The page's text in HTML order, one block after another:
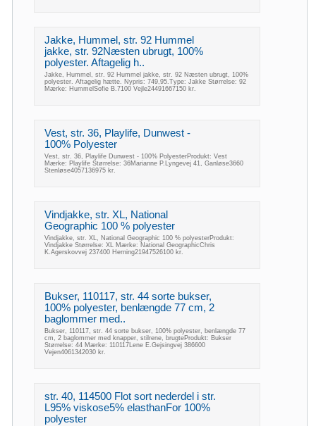
Jakke, Hummel, str. 92 Hummel
jakke, str. 92Næsten ubrugt, 100%
polyester. Aftagelig h..
Jakke, Hummel, str. 92 Hummel jakke, str. 92 Næsten ubrugt, 100%
polyester. Aftagelig hætte. Nypris: 749,95.Type: Jakke Størrelse: 92
Mærke: HummelSofie B.7100 Vejle24491667150 kr.
Vest, str. 36, Playlife, Dunwest -
100% Polyester
Vest, str. 36, Playlife Dunwest - 100% PolyesterProdukt: Vest
Mærke: Playlife Størrelse: 36Marianne P.Lyngevej 41, Ganløse3660
Stenløse4057136975 kr.
Vindjakke, str. XL, National
Geographic 100 % polyester
Vindjakke, str. XL, National Geographic 100 % polyesterProdukt:
Vindjakke Størrelse: XL Mærke: National GeographicChris
K.Agerskovvej 237400 Herning21947526100 kr.
Bukser, 110117, str. 44 sorte bukser,
100% polyester, benlængde 77 cm, 2
baglommer med..
Bukser, 110117, str. 44 sorte bukser, 100% polyester, benlængde 77
cm, 2 baglommer med knapper, stilrene, brugteProdukt: Bukser
Størrelse: 44 Mærke: 110117Lene E.Gejsingvej 386600
Vejen4061342030 kr.
str. 40, 114500 Flot sort nederdel i str.
L95% viskose5% elasthanFor 100%
polyester